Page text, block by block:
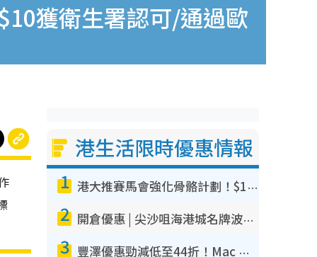
獲衛生署認可/通過歐
港生活限時優惠情報
1 港大推賽馬會強化骨骼計劃！$100骨質密度X光檢查 完成免費運動訓練送超市禮券！附參加資格
2 開倉優惠 | 尖沙咀海港城名牌波鞋開倉低至1折！On鞋$899起／Joy&Peace鞋履$98起
3 豐澤優惠勁減低至44折！Mac mini/iPhone17Pro大減價！廚房家電$220起